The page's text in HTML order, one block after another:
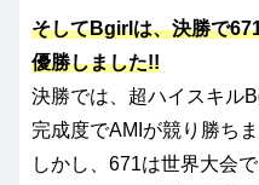
そしてBgirlは、決勝で
優勝しました!!
決勝では、超ハイスキル
完成度でAMIが競り勝ち
しかし、671は世界大会